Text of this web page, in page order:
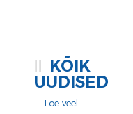
KÕIK
UUDISED
Loe veel